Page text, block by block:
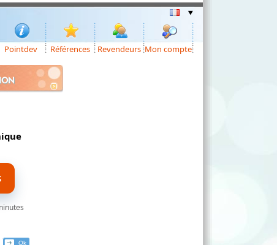
Pointdev Références Revendeurs Mon compte